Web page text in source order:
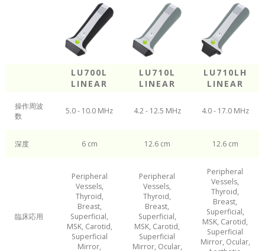
LU700L
LINEAR
LU710L
LINEAR
LU710LH
LINEAR
操作周波
数
5.0 - 10.0 MHz 4.2 - 12.5 MHz 4.0 - 17.0 MHz
深度 6 cm 12.6 cm 12.6 cm
臨床応用
Peripheral
Vessels,
Thyroid,
Breast,
Superficial,
MSK, Carotid,
Superficial
Mirror,
Peripheral
Vessels,
Thyroid,
Breast,
Superficial,
MSK, Carotid,
Superficial
Mirror, Ocular,
Peripheral
Vessels,
Thyroid,
Breast,
Superficial,
MSK, Carotid,
Superficial
Mirror, Ocular,